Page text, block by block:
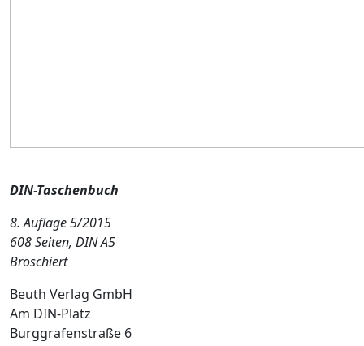
DIN-Taschenbuch
8. Auflage 5/2015
608 Seiten, DIN A5
Broschiert
Beuth Verlag GmbH
Am DIN-Platz
Burggrafenstraße 6